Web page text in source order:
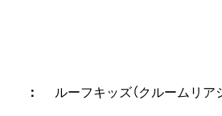
ルーフキッズ（クルームリ